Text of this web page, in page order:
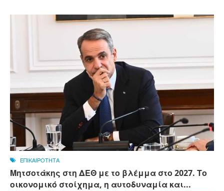
ΕΠΙΚΑΙΡΟΤΗΤΑ
Μητσοτάκης στη ΔΕΘ με το βλέμμα στο 2027. Το
οικονομικό στοίχημα, η αυτοδυναμία και...